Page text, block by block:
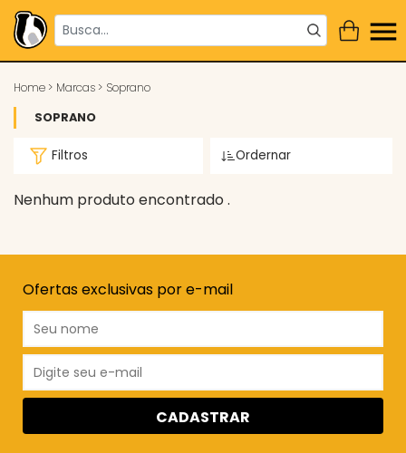
Home > Marcas > Soprano
SOPRANO
Filtros Ordernar
Nenhum produto encontrado .
Ofertas exclusivas por e-mail
CADASTRAR